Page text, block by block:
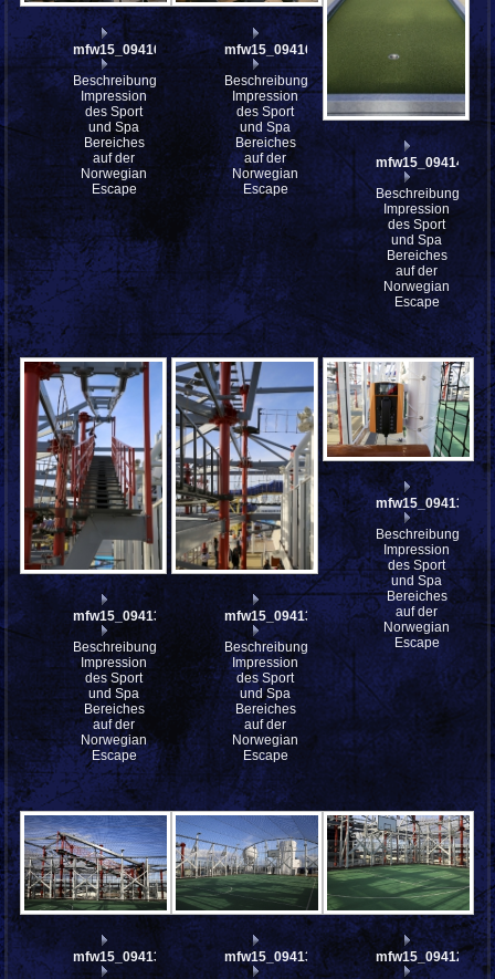
mfw15_094166
Beschreibung:
Impression
des Sport
und Spa
Bereiches
auf der
Norwegian
Escape
mfw15_094165
Beschreibung:
Impression
des Sport
und Spa
Bereiches
auf der
Norwegian
Escape
mfw15_094147
Beschreibung:
Impression
des Sport
und Spa
Bereiches
auf der
Norwegian
Escape
mfw15_094137
Beschreibung:
Impression
des Sport
und Spa
Bereiches
auf der
Norwegian
Escape
mfw15_094135
Beschreibung:
Impression
des Sport
und Spa
Bereiches
auf der
Norwegian
Escape
mfw15_094133
Beschreibung:
Impression
des Sport
und Spa
Bereiches
auf der
Norwegian
Escape
mfw15_094132 mfw15_094130 mfw15_094129